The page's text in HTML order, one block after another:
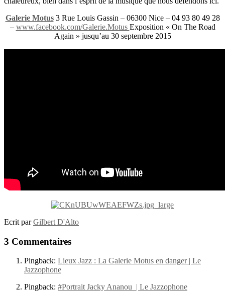
Galerie Motus3 Rue Louis Gassin – 06300 Nice – 04 93 80 49 28
– www.facebook.com/Galerie.Motus Exposition « On The Road
Again » jusqu’au 30 septembre 2015
Ecrit parGilbert D'Alto
3 Commentaires
Pingback: Lieux Jazz : La Galerie Motus en danger | Le
Jazzophone
Pingback: #Portrait Jacky Ananou | Le Jazzophone